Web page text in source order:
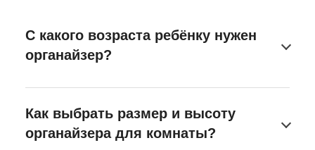
С какого возраста ребёнку нужен
органайзер?
Как выбрать размер и высоту
органайзера для комнаты?